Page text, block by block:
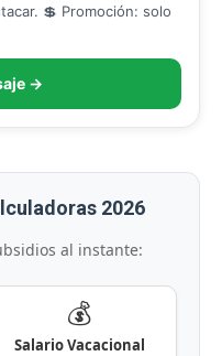
💲 Promoción: solo
→
2026
al instante:
💰
Salario Vacacional